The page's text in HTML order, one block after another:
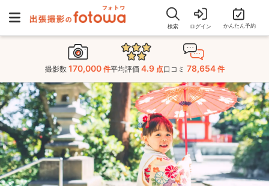
検索 ログイン かんたん予約
撮影数 170,000 件平均評価 4.9 点口コミ 78,654 件